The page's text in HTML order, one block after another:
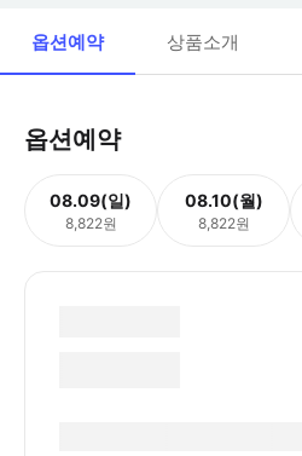
옵션예약 상품소개
옵션예약
08.09(일)
8,822원
08.10(월)
8,822원